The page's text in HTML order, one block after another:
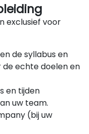
exclusief voor
de syllabus en
echte doelen en
en tijden
uw team.
(bij uw